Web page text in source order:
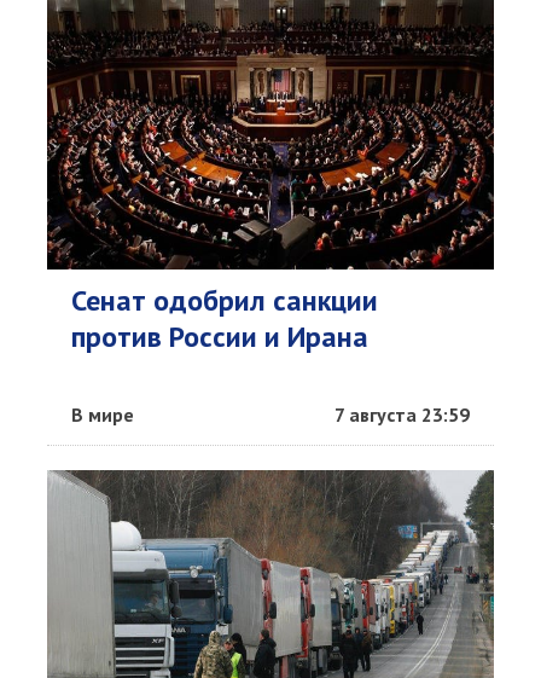
Сенат одобрил санкции
против России и Ирана
В мире 7 августа 23:59